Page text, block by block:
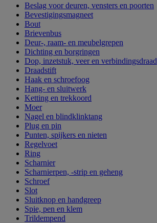
Beslag voor deuren, vensters en poorten
Bevestigingsmagneet
Bout
Brievenbus
Deur-, raam- en meubelgrepen
Dichting en borgringen
Dop, inzetstuk, veer en verbindingsdraad
Draadstift
Haak en schroefoog
Hang- en sluitwerk
Ketting en trekkoord
Moer
Nagel en blindklinktang
Plug en pin
Punten, spijkers en nieten
Regelvoet
Ring
Scharnier
Scharnierpen, -strip en geheng
Schroef
Slot
Sluitknop en handgreep
Spie, pen en klem
Trildempend